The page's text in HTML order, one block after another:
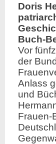
Doris
Buch-
Vor
der
Anlass
und
Frauen-